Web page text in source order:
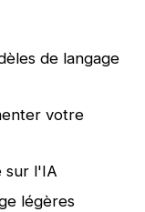
de langage
votre
sur l'IA
légères